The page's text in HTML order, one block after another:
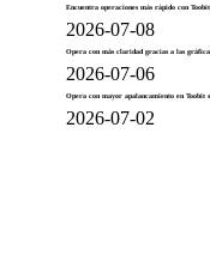
Encuentra operaciones más rápido con
2026-07-08
Opera con más claridad gracias a las
2026-07-06
Opera con mayor apalancamiento en Toobit
2026-07-02